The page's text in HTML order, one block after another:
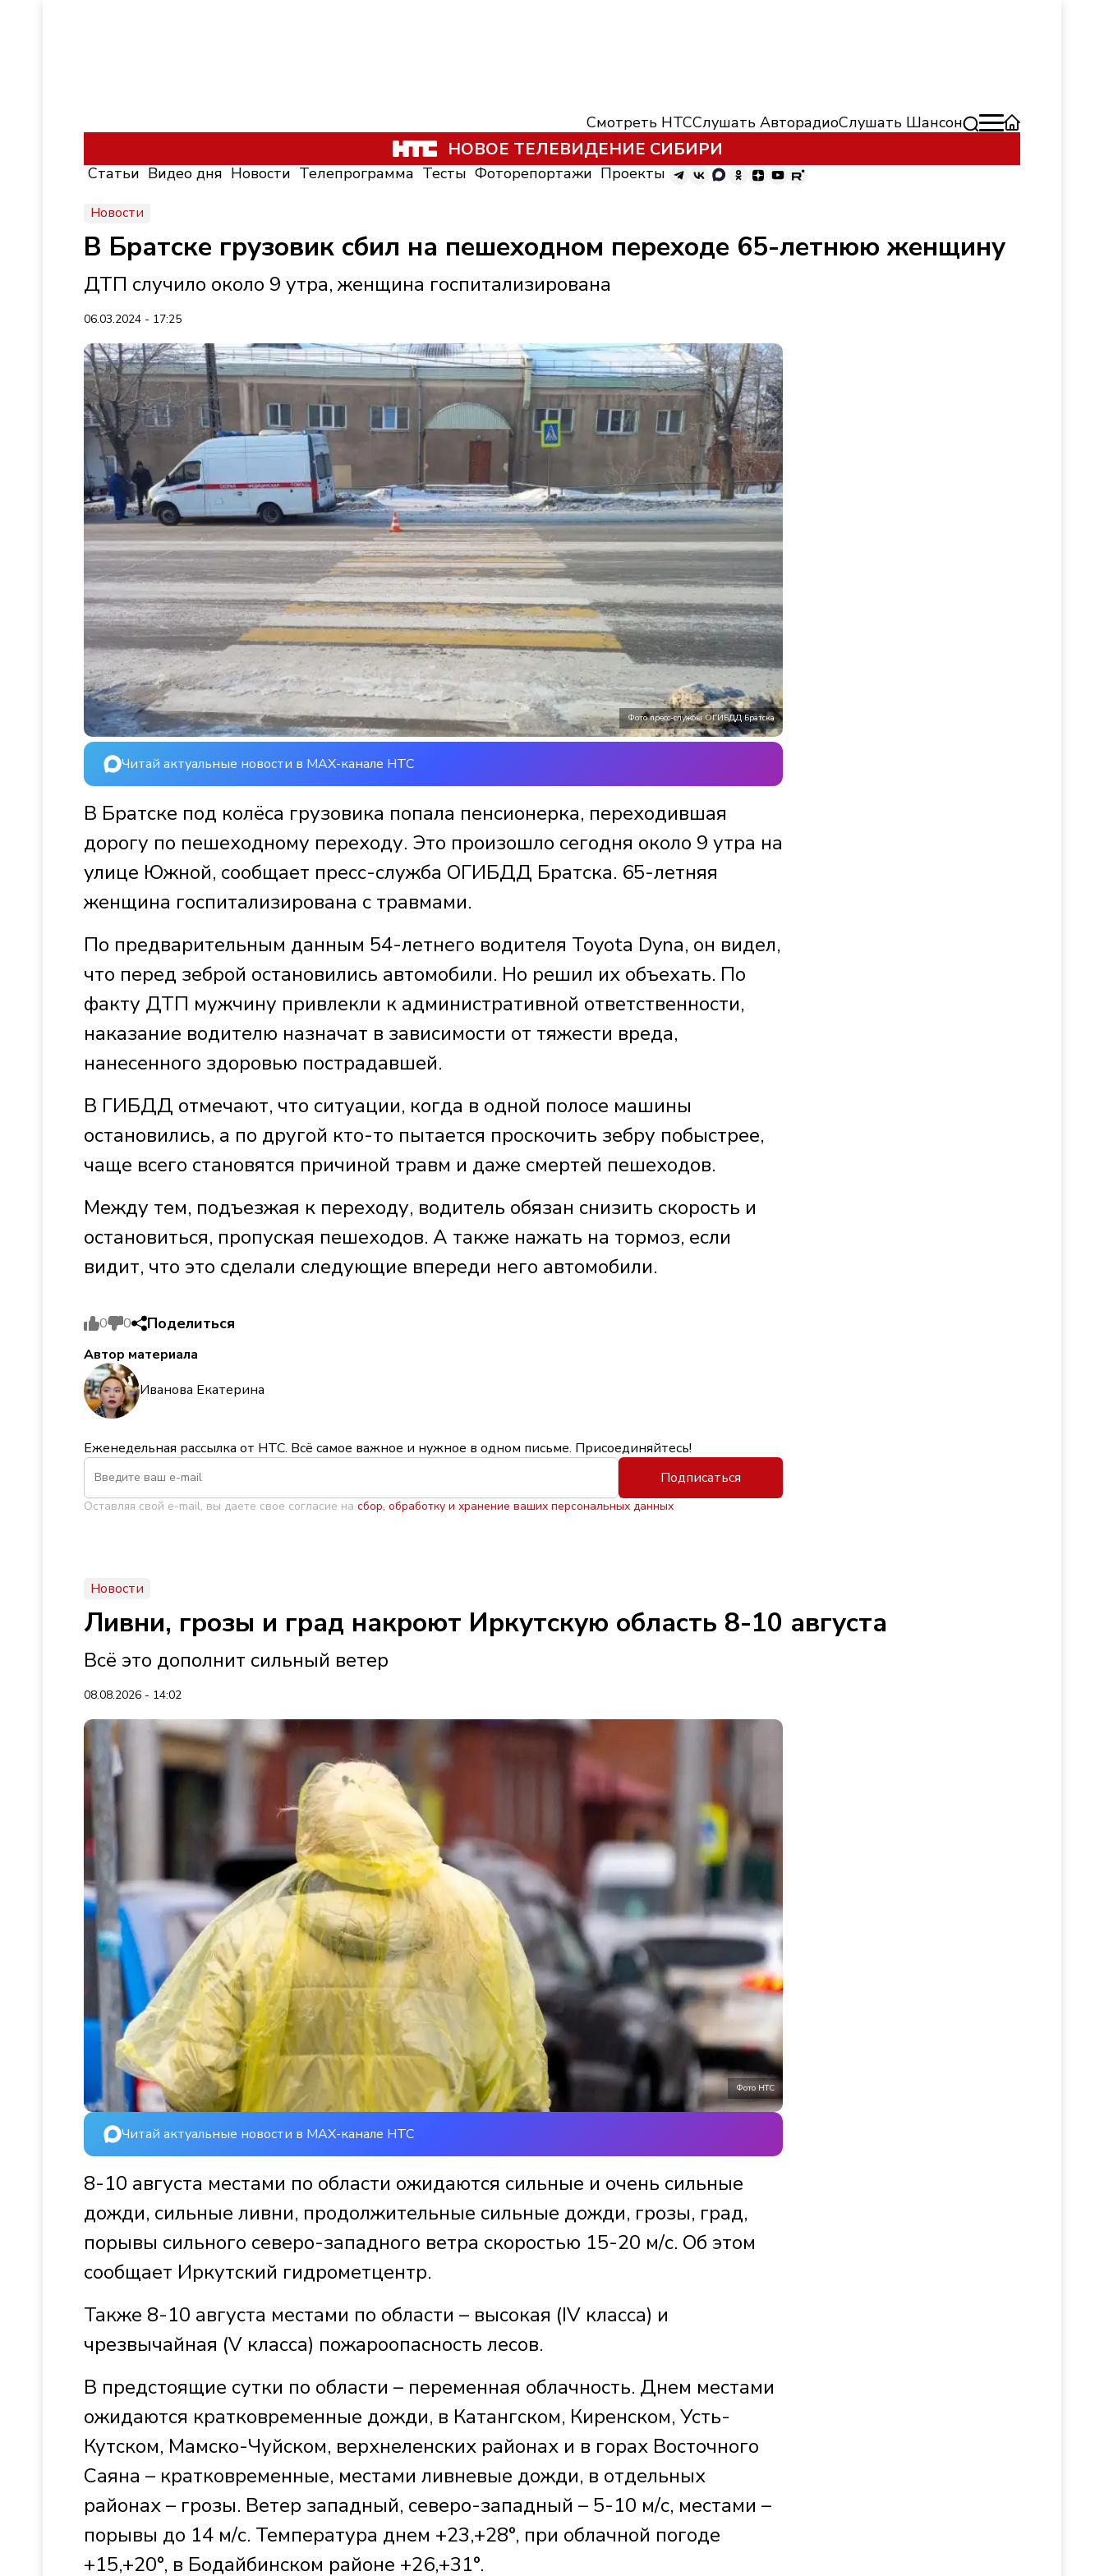
Смотреть НТССлушать АвторадиоСлушать Шансон
НОВОЕ ТЕЛЕВИДЕНИЕ СИБИРИ
Статьи Видео дня Новости Телепрограмма Тесты Фоторепортажи Проекты
Новости
В Братске грузовик сбил на пешеходном переходе 65-летнюю женщину
ДТП случило около 9 утра, женщина госпитализирована
06.03.2024 - 17:25
Фото пресс-службы ОГИБДД Братска
Читай актуальные новости в MAX-канале НТС
В Братске под колёса грузовика попала пенсионерка, переходившая
дорогу по пешеходному переходу. Это произошло сегодня около 9 утра на
улице Южной, сообщает пресс-служба ОГИБДД Братска. 65-летняя
женщина госпитализирована с травмами.
По предварительным данным 54-летнего водителя Toyota Dyna, он видел,
что перед зеброй остановились автомобили. Но решил их объехать. По
факту ДТП мужчину привлекли к административной ответственности,
наказание водителю назначат в зависимости от тяжести вреда,
нанесенного здоровью пострадавшей.
В ГИБДД отмечают, что ситуации, когда в одной полосе машины
остановились, а по другой кто-то пытается проскочить зебру побыстрее,
чаще всего становятся причиной травм и даже смертей пешеходов.
Между тем, подъезжая к переходу, водитель обязан снизить скорость и
остановиться, пропуская пешеходов. А также нажать на тормоз, если
видит, что это сделали следующие впереди него автомобили.
0 0 Поделиться
Автор материала
Иванова Екатерина
Еженедельная рассылка от НТС. Всё самое важное и нужное в одном письме. Присоединяйтесь!
Подписаться
Оставляя свой e-mail, вы даете свое согласие на сбор, обработку и хранение ваших персональных данных
Новости
Ливни, грозы и град накроют Иркутскую область 8-10 августа
Всё это дополнит сильный ветер
08.08.2026 - 14:02
Фото НТС
Читай актуальные новости в MAX-канале НТС
8-10 августа местами по области ожидаются сильные и очень сильные
дожди, сильные ливни, продолжительные сильные дожди, грозы, град,
порывы сильного северо-западного ветра скоростью 15-20 м/с. Об этом
сообщает Иркутский гидрометцентр.
Также 8-10 августа местами по области – высокая (IV класса) и
чрезвычайная (V класса) пожароопасность лесов.
В предстоящие сутки по области – переменная облачность. Днем местами
ожидаются кратковременные дожди, в Катангском, Киренском, Усть-
Кутском, Мамско-Чуйском, верхнеленских районах и в горах Восточного
Саяна – кратковременные, местами ливневые дожди, в отдельных
районах – грозы. Ветер западный, северо-западный – 5-10 м/с, местами –
порывы до 14 м/с. Температура днем +23,+28°, при облачной погоде
+15,+20°, в Бодайбинском районе +26,+31°.